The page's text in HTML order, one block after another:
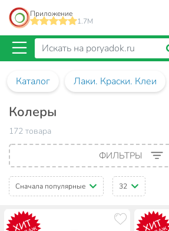
Приложение
1.7M
Каталог Лаки. Краски. Клеи
Колеры
172 товара
ФИЛЬТРЫ
Сначала популярные 32
ХИТ ХИТ